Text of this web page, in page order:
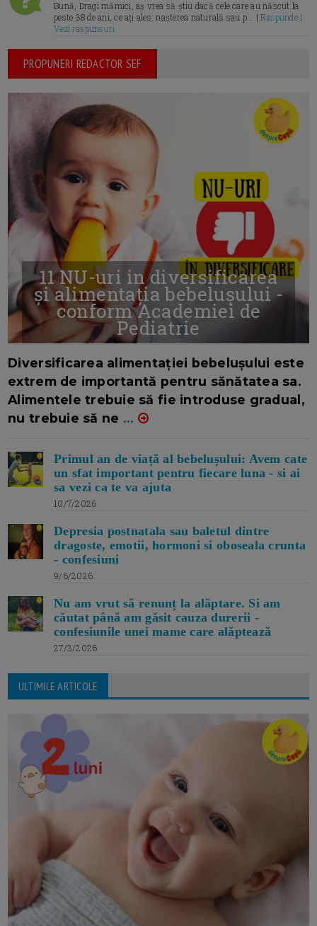
Bună, Dragi mămici, aș vrea să știu dacă cele care au născut la
peste 38 de ani, ce ați ales: nașterea naturală sau p... |Raspunde |
Vezi raspunsuri
PROPUNERI REDACTOR SEF
11 NU-uri in diversificarea
și alimentația bebelușului -
conform Academiei de
Pediatrie
Diversificarea alimentației bebelușului este
extrem de importantă pentru sănătatea sa.
Alimentele trebuie să fie introduse gradual,
nu trebuie să ne ...
Primul an de viață al bebelușului: Avem cate
un sfat important pentru fiecare luna - si ai
sa vezi ca te va ajuta
10/7/2026
Depresia postnatala sau baletul dintre
dragoste, emotii, hormoni si oboseala crunta
- confesiuni
9/6/2026
Nu am vrut să renunț la alăptare. Si am
căutat până am găsit cauza durerii -
confesiunile unei mame care alăptează
27/3/2026
ULTIMILE ARTICOLE